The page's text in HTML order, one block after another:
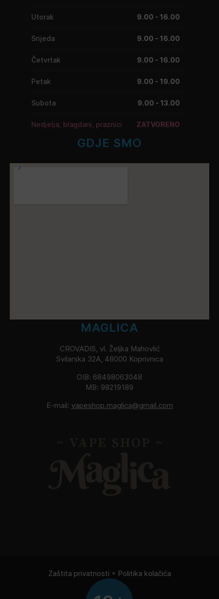
Utorak 9.00 - 16.00
Srijeda 9.00 - 16.00
Četvrtak 9.00 - 16.00
Petak 9.00 - 19.00
Subota 9.00 - 13.00
Nedjelja, blagdani, praznici ZATVORENO
GDJE SMO
MAGLICA
CROVADIS, vl. Željka Mahovlić
Svilarska 32A, 48000 Koprivnica
OIB: 68498063048
MB: 98219189
E-mail: vapeshop.maglica@gmail.com
Zaštita privatnosti • Politika kolačića